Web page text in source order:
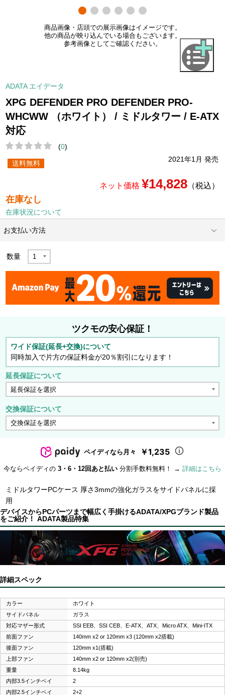
商品画像・店頭での展示画像はイメージです。
他の商品が映り込んでいる場合もございます。
参考画像としてご確認ください。
ADATA エイデータ
XPG DEFENDER PRO DEFENDER PRO-
WHCWW （ホワイト） / ミドルタワー / E-ATX
対応
(0)
2021年1月 発売
送料無料
ネット価格 ¥14,828（税込）
在庫なし
在庫状況について
お支払い方法
数量
ツクモの安心保証！
ワイド保証(延長+交換)について
同時加入で片方の保証料金が20％割引になります！
延長保証について
交換保証について
ペイディなら月々 ￥1,235
今ならペイディの 3・6・12回あと払い 分割手数料無料！ → 詳細はこちら
ミドルタワーPCケース 厚さ3mmの強化ガラスをサイドパネルに採
用
デバイスからPCパーツまで幅広く手掛けるADATA/XPGブランド製品
をご紹介！ ADATA製品特集
詳細スペック
カラー
ホワイト
サイドパネル
ガラス
対応マザー形式
SSI EEB、SSI CEB、E-ATX、ATX、Micro ATX、Mini-ITX
前面ファン
140mm x2 or 120mm x3 (120mm x2搭載)
後面ファン
120mm x1(搭載)
上部ファン
140mm x2 or 120mm x2(別売)
重量
8.14kg
内部3.5インチベイ
2
内部2.5インチベイ
2+2